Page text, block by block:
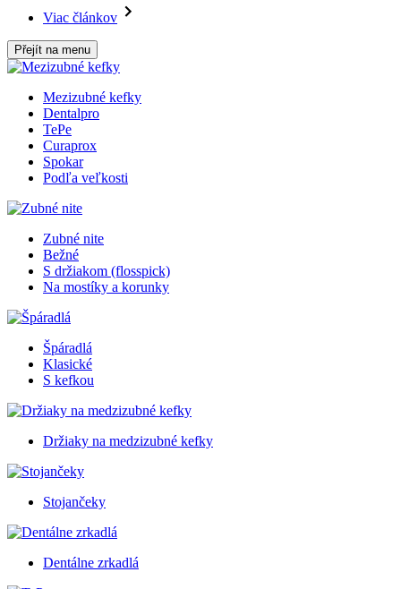
Viac článkov
Přejít na menu
Mezizubné kefky
Dentalpro
TePe
Curaprox
Spokar
Podľa veľkosti
Zubné nite
Bežné
S držiakom (flosspick)
Na mostíky a korunky
Špáradlá
Klasické
S kefkou
Držiaky na medzizubné kefky
Stojančeky
Dentálne zrkadlá